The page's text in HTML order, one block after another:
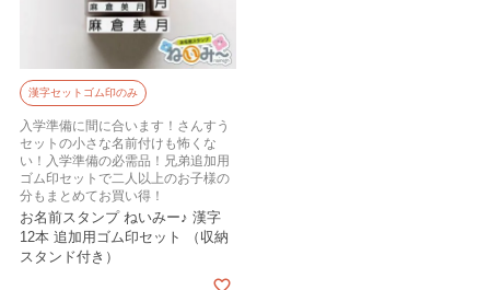
漢字セットゴム印のみ
入学準備に間に合います！さんすう
セットの小さな名前付けも怖くな
い！入学準備の必需品！兄弟追加用
ゴム印セットで二人以上のお子様の
分もまとめてお買い得！
お名前スタンプ ねいみー♪ 漢字
12本 追加用ゴム印セット （収納
スタンド付き）